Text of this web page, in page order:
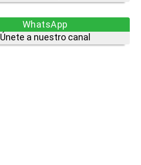
WhatsApp
Únete a nuestro canal